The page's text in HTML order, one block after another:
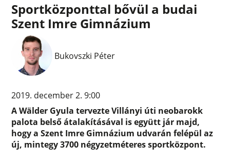
Sportközponttal bővül a budai
Szent Imre Gimnázium
Bukovszki Péter
2019. december 2. 9:00
A Wälder Gyula tervezte Villányi úti neobarokk
palota belső átalakításával is együtt jár majd,
hogy a Szent Imre Gimnázium udvarán felépül az
új, mintegy 3700 négyzetméteres sportközpont.